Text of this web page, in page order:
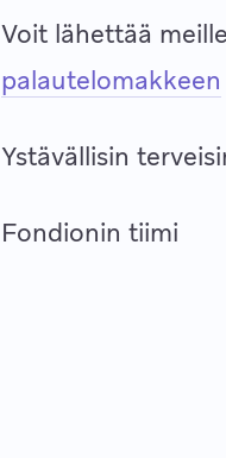
Voit lähettää
palautelomakkeen
Ystävällisin
Fondionin tiimi